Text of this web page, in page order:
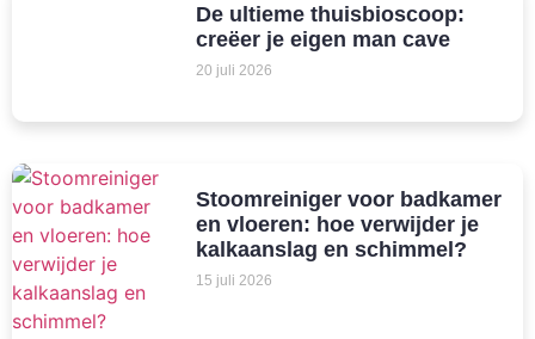
De ultieme thuisbioscoop:
creëer je eigen man cave
20 juli 2026
Stoomreiniger voor badkamer
en vloeren: hoe verwijder je
kalkaanslag en schimmel?
15 juli 2026